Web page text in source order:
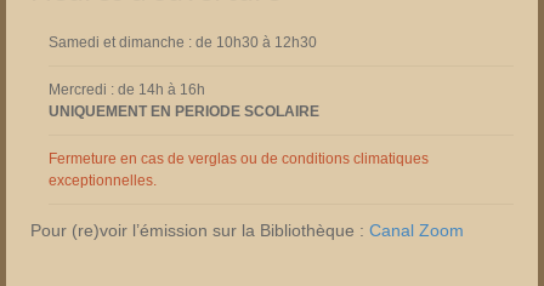
Samedi et dimanche : de 10h30 à 12h30
Mercredi : de 14h à 16h
UNIQUEMENT EN PERIODE SCOLAIRE
Fermeture en cas de verglas ou de conditions climatiques
exceptionnelles.
Pour (re)voir l’émission sur la Bibliothèque : Canal Zoom